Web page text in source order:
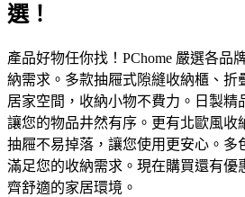
選！
產品好物任你找！PChome 嚴選各品
納需求。多款抽屜式隙縫收納櫃、折
居家空間，收納小物不費力。日製精
讓您的物品井然有序。更有北歐風收
抽屜不易掉落，讓您使用更安心。多
滿足您的收納需求。現在購買還有優
齊舒適的家居環境。